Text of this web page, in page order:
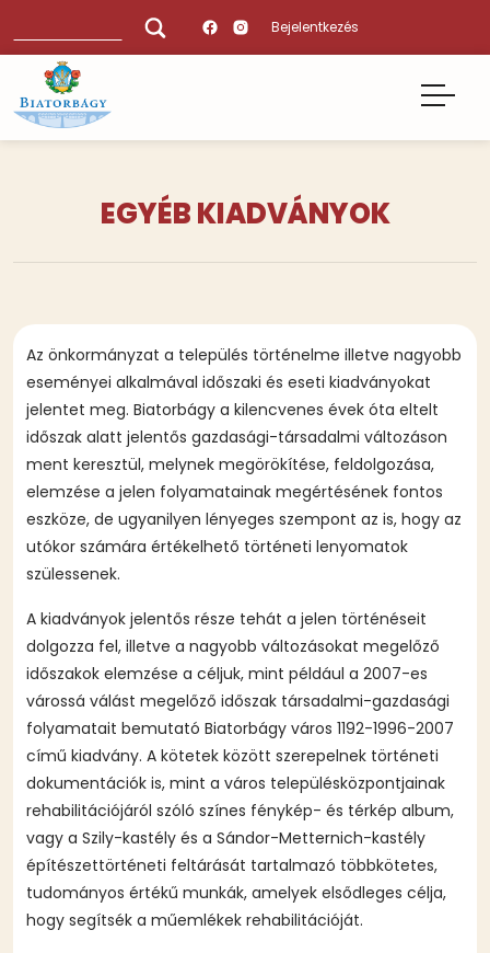
tartalomra
Bejelentkezés
EGYÉB KIADVÁNYOK
Tartalmi
bekezdések
Az önkormányzat a település történelme illetve nagyobb
eseményei alkalmával időszaki és eseti kiadványokat
jelentet meg. Biatorbágy a kilencvenes évek óta eltelt
időszak alatt jelentős gazdasági-társadalmi változáson
ment keresztül, melynek megörökítése, feldolgozása,
elemzése a jelen folyamatainak megértésének fontos
eszköze, de ugyanilyen lényeges szempont az is, hogy az
utókor számára értékelhető történeti lenyomatok
szülessenek.
A kiadványok jelentős része tehát a jelen történéseit
dolgozza fel, illetve a nagyobb változásokat megelőző
időszakok elemzése a céljuk, mint például a 2007-es
várossá válást megelőző időszak társadalmi-gazdasági
folyamatait bemutató Biatorbágy város 1192-1996-2007
című kiadvány. A kötetek között szerepelnek történeti
dokumentációk is, mint a város településközpontjainak
rehabilitációjáról szóló színes fénykép- és térkép album,
vagy a Szily-kastély és a Sándor-Metternich-kastély
építészettörténeti feltárását tartalmazó többkötetes,
tudományos értékű munkák, amelyek elsődleges célja,
hogy segítsék a műemlékek rehabilitációját.